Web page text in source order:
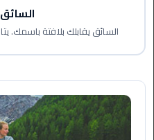
ليموزين
حجز
ليموزين
مرسى
السائق يقابلك بلافتة باسمك.